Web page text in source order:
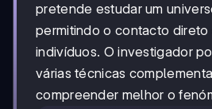
pretende estudar um
permitindo o contacto direto
indivíduos. O investigador
várias técnicas
compreender melhor o